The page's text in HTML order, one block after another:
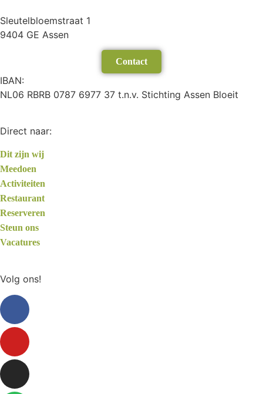
Sleutelbloemstraat 1
9404 GE Assen
Contact
IBAN:
NL06 RBRB 0787 6977 37 t.n.v. Stichting Assen Bloeit
Direct naar:
Dit zijn wij
Meedoen
Activiteiten
Restaurant
Reserveren
Steun ons
Vacatures
Volg ons!